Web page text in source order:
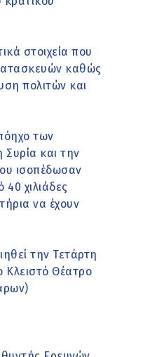
στοιχεία που
καθώς
πολιτών και
των
και την
ισοπέδωσαν
χιλιάδες
να έχουν
την Τετάρτη
Κλειστό Θέατρο